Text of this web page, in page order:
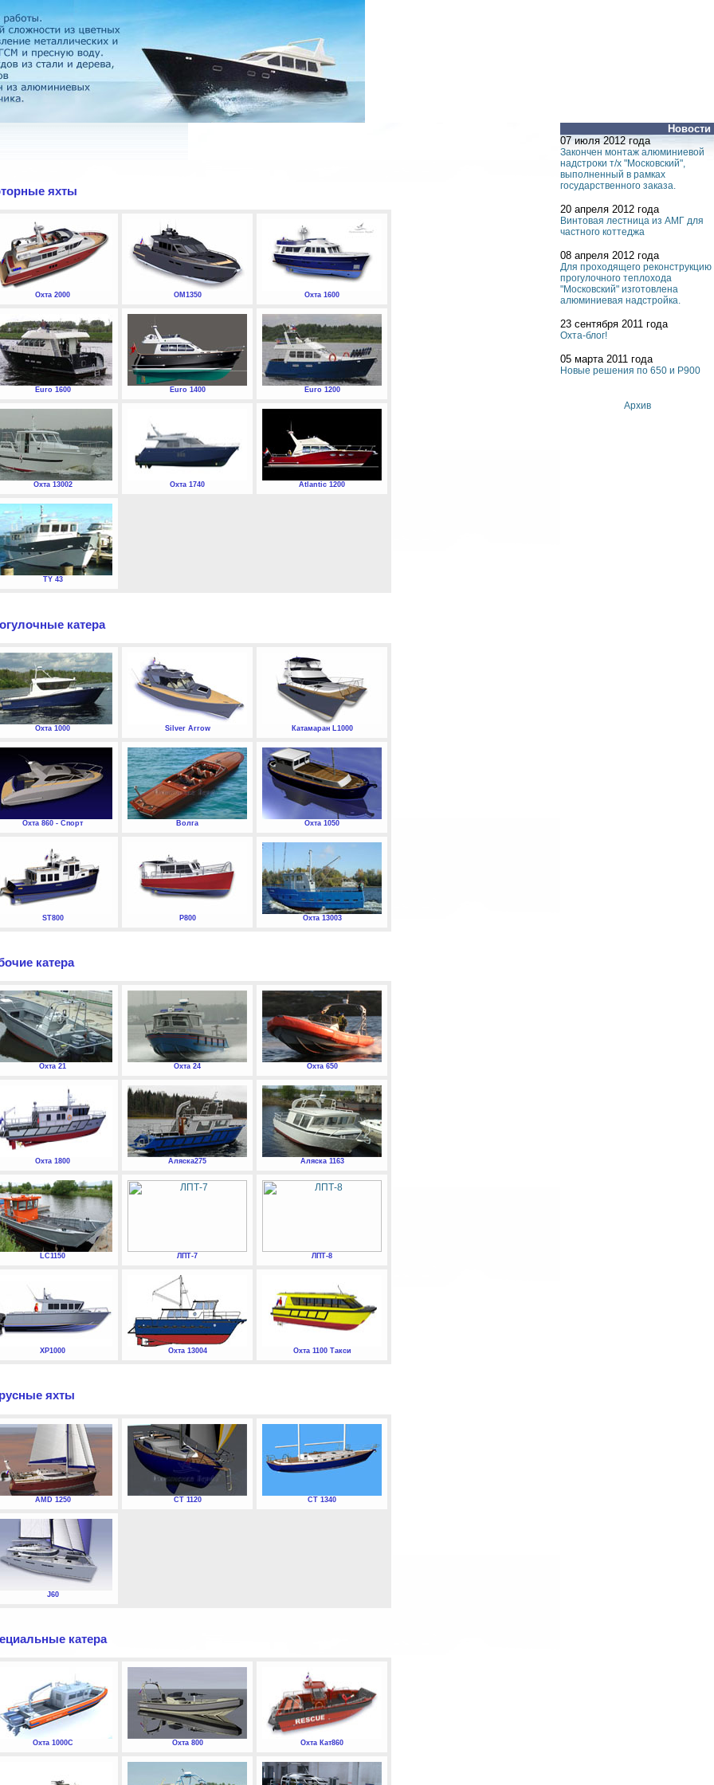
Новости
07 июля 2012 года
Закончен монтаж алюминиевой
надстроки т/х "Московский",
выполненный в рамках
государственного заказа.
20 апреля 2012 года
Винтовая лестница из АМГ для
частного коттеджа
08 апреля 2012 года
Для проходящего реконструкцию
прогулочного теплохода
"Московский" изготовлена
алюминиевая надстройка.
23 сентября 2011 года
Охта-блог!
05 марта 2011 года
Новые решения по 650 и P900
Архив
яхты
Охта 2000 ОМ1350 Охта 1600
Euro 1600 Euro 1400 Euro 1200
Охта 13002 Охта 1740 Atlantic 1200
TY 43
катера
Охта 1000 Silver Arrow Катамаран L1000
Охта 860 - Спорт Волга Охта 1050
ST800 P800 Охта 13003
катера
Охта 21 Охта 24 Охта 650
Охта 1800 Аляска275 Аляска 1163
LC1150 ЛПТ-7 ЛПТ-8
XP1000 Охта 13004 Охта 1100 Такси
яхты
AMD 1250 СТ 1120 СТ 1340
J60
катера
Охта 1000С Охта 800 Охта Кат860